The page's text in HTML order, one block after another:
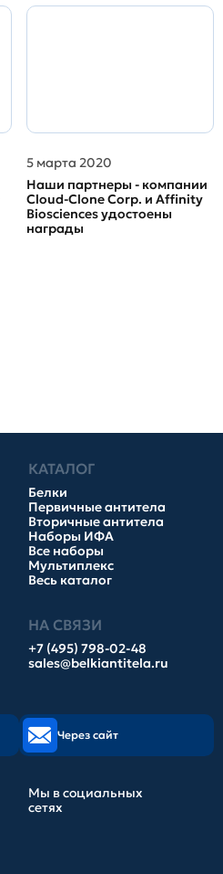
5 марта 2020
Наши партнеры - компании
Cloud-Clone Corp. и Affinity
Biosciences удостоены
награды
КАТАЛОГ
Белки
Первичные антитела
Вторичные антитела
Наборы ИФА
Все наборы
Мультиплекс
Весь каталог
НА СВЯЗИ
+7 (495) 798-02-48
sales@belkiantitela.ru
Через сайт
Мы в социальных
сетях